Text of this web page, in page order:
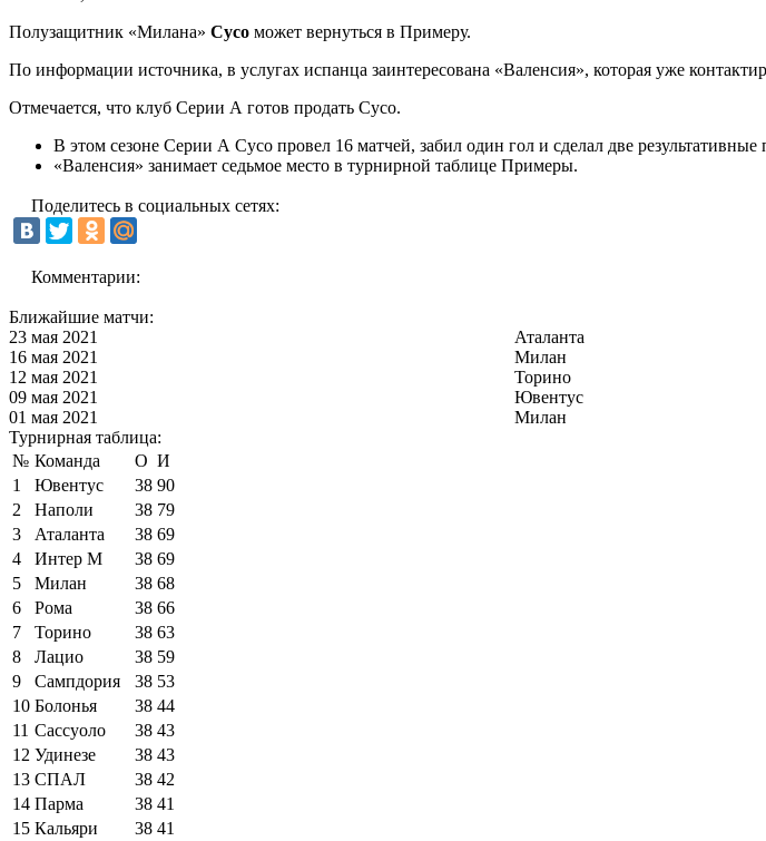
Полузащитник «Милана» Сусо может вернуться в Примеру.
По информации источника, в услугах испанца заинтересована «Валенсия», которая уже
Отмечается, что клуб Серии А готов продать Сусо.
В этом сезоне Серии А Сусо провел 16 матчей, забил один гол и сделал две результативные
«Валенсия» занимает седьмое место в турнирной таблице Примеры.
Поделитесь в социальных сетях:
Комментарии:
Ближайшие матчи:
23 мая 2021
Аталанта
16 мая 2021
Милан
12 мая 2021
Торино
09 мая 2021
Ювентус
01 мая 2021
Милан
Турнирная таблица:
№ Команда О И
1
Ювентус 38 90
2
Наполи 38 79
3
Аталанта 38 69
4
Интер М 38 69
5
Милан 38 68
6
Рома 38 66
7
Торино 38 63
8
Лацио 38 59
9
Сампдория 38 53
10 Болонья 38 44
11 Сассуоло 38 43
12 Удинезе 38 43
13 СПАЛ 38 42
14 Парма 38 41
15 Кальяри 38 41